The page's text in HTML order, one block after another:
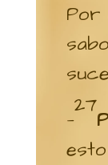
Por
—
27